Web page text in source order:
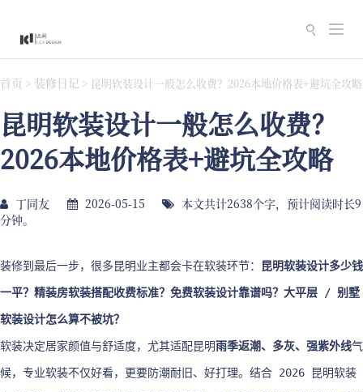
切
换
导
航
首页 > 装修日记 > 昆明软装设计一般怎么收费？2026本地价格表+避坑全攻略
昆明软装设计一般怎么收费？
2026本地价格表+避坑全攻略
丁同友 2026-05-15
本文共计2638个字，预计阅读时长9
分钟。
装修到最后一步，很多昆明业主都会卡在软装环节： 昆明软装设计多少钱
一平？精装房软装搭配收费标准？免费软装设计靠谱吗？大平层 / 别墅
软装设计怎么算不被坑？
软装决定居家颜值与舒适度，尤其适配昆明雨季返潮、多灰、强紫外线气
候，专业软装不仅好看，更要防潮耐旧、好打理。结合 2026 昆明软装